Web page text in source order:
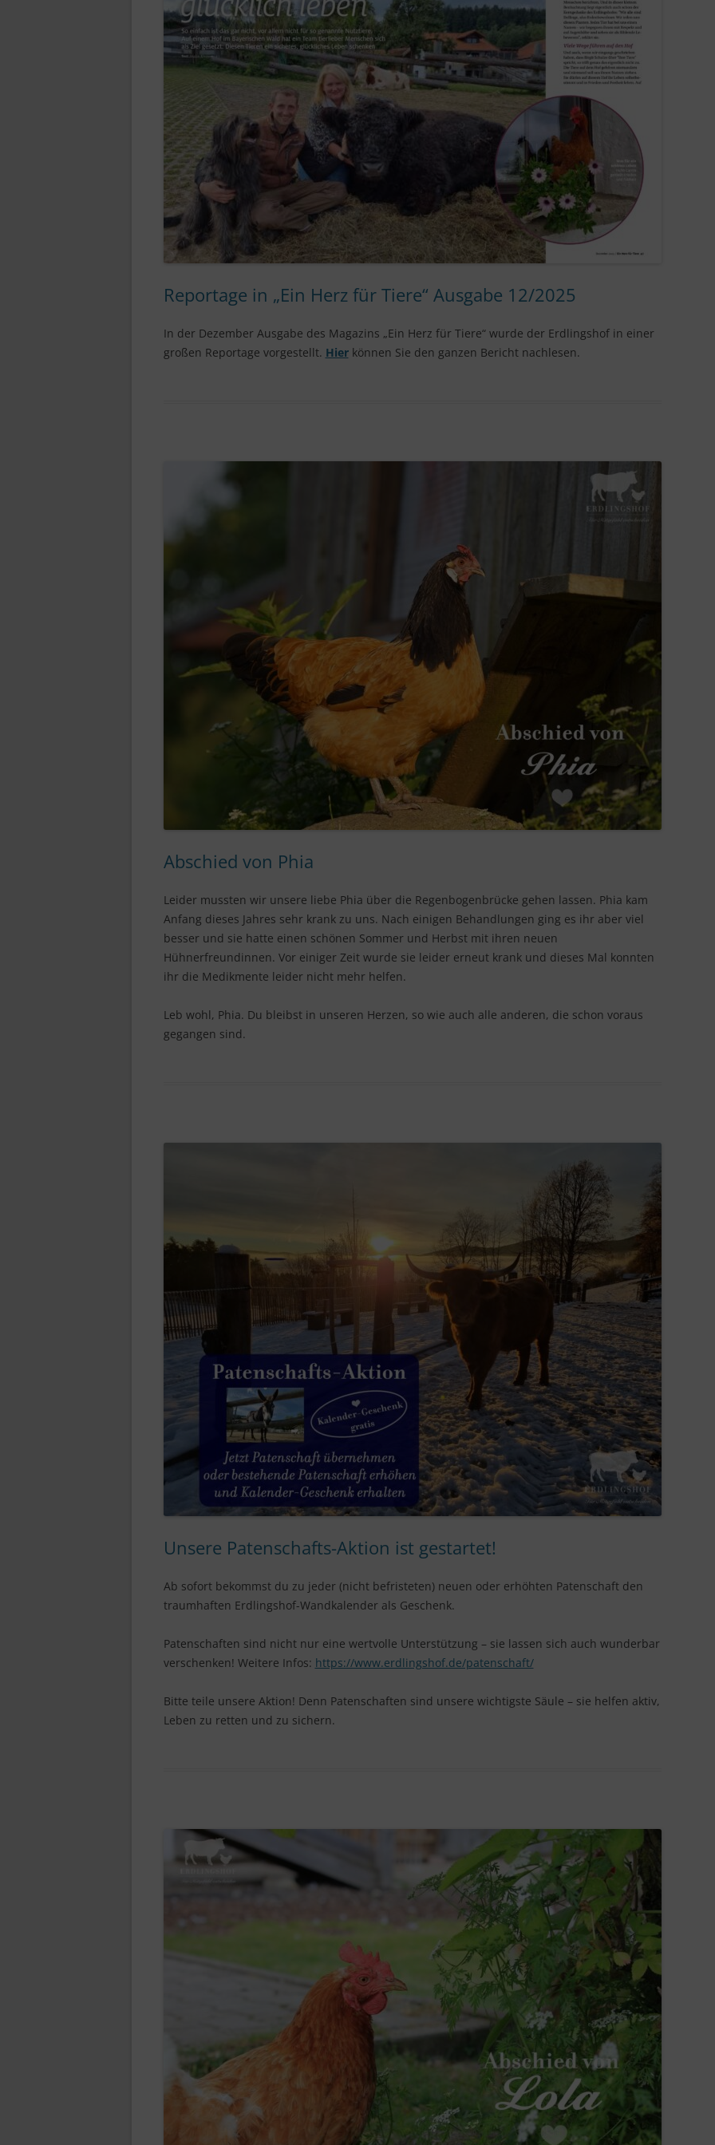
Reportage in „Ein Herz für Tiere“ Ausgabe 12/2025
In der Dezember Ausgabe des Magazins „Ein Herz für Tiere“ wurde der Erdlingshof in einer
großen Reportage vorgestellt. Hierkönnen Sie den ganzen Bericht nachlesen.
Abschied von Phia
Leider mussten wir unsere liebe Phia über die Regenbogenbrücke gehen lassen. Phia kam
Anfang dieses Jahres sehr krank zu uns. Nach einigen Behandlungen ging es ihr aber viel
besser und sie hatte einen schönen Sommer und Herbst mit ihren neuen
Hühnerfreundinnen. Vor einiger Zeit wurde sie leider erneut krank und dieses Mal konnten
ihr die Medikmente leider nicht mehr helfen.
Leb wohl, Phia. Du bleibst in unseren Herzen, so wie auch alle anderen, die schon voraus
gegangen sind.
Unsere Patenschafts-Aktion ist gestartet!
Ab sofort bekommst du zu jeder (nicht befristeten) neuen oder erhöhten Patenschaft den
traumhaften Erdlingshof-Wandkalender als Geschenk.
Patenschaften sind nicht nur eine wertvolle Unterstützung – sie lassen sich auch wunderbar
verschenken! Weitere Infos: https://www.erdlingshof.de/patenschaft/
Bitte teile unsere Aktion! Denn Patenschaften sind unsere wichtigste Säule – sie helfen aktiv,
Leben zu retten und zu sichern.